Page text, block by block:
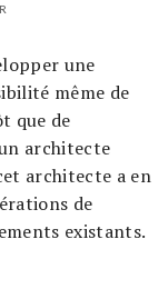
une
même de
que de
architecte
architecte a en
de
existants.